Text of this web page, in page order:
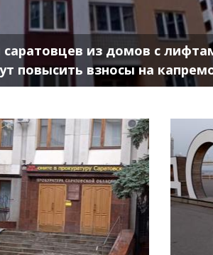
из домов с
повысить взносы на